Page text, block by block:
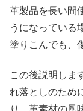
革製品を長い間
うになっている
塗りこんでも、
この後説明しま
れ落としのため